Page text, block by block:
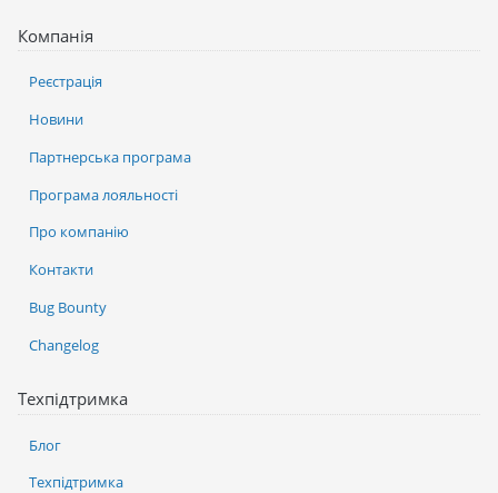
Компанія
Реєстрація
Новини
Партнерська програма
Програма лояльності
Про компанію
Контакти
Bug Bounty
Changelog
Техпідтримка
Блог
Техпідтримка